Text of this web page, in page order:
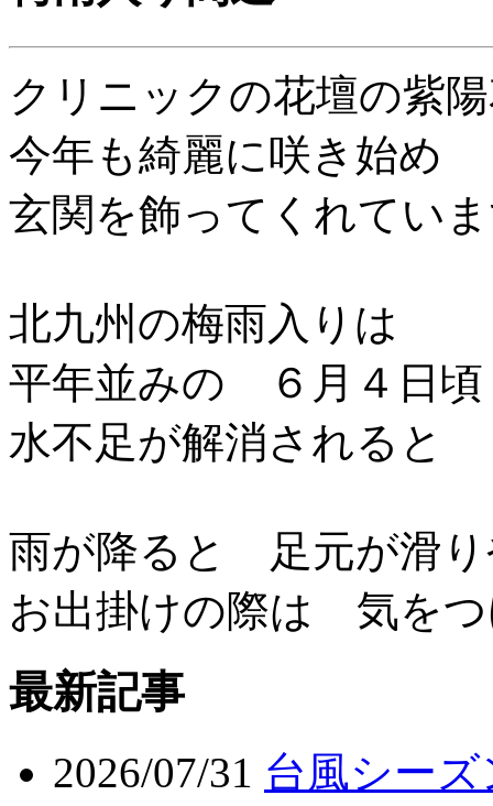
クリニックの花壇の紫
今年も綺麗に咲き始め
玄関を飾ってくれてい
北九州の梅雨入りは
平年並みの ６月４日
水不足が解消されると
雨が降ると 足元が滑り
お出掛けの際は 気を
最新記事
2026/07/31 台風シーズ